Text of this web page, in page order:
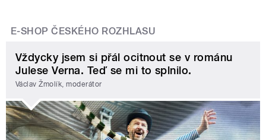
E-SHOP ČESKÉHO ROZHLASU
Vždycky jsem si přál ocitnout se v románu
Julese Verna. Teď se mi to splnilo.
Václav Žmolík, moderátor